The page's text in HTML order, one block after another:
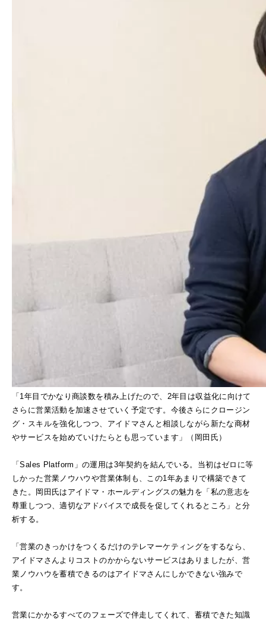
「1年目でかなり商談数を積み上げたので、2年目は収益化に向けて
さらに営業活動を加速させていく予定です。今後さらにクロージン
グ・スキルを強化しつつ、アイドマさんと相談しながら新たな商材
やサービスを始めていけたらとも思っています」（岡田氏）
「Sales Platform」の運用は3年契約を結んでいる。当初はゼロに等
しかった営業ノウハウや営業体制も、この1年あまりで構築できて
きた。岡田氏はアイドマ・ホールディングスの魅力を「私の意志を
尊重しつつ、適切なアドバイスで成長を促してくれるところ」と分
析する。
「営業のきっかけをつくるだけのテレマーケティングをするなら、
アイドマさんよりコストのかからないサービスはありましたが、営
業ノウハウを蓄積できるのはアイドマさんにしかできない強みで
す。
営業にかかるすべてのフェーズで伴走してくれて、蓄積できた知識